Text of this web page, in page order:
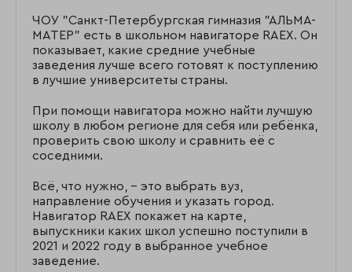
ЧОУ "Санкт-Петербургская гимназия "АЛЬМА-
МАТЕР" есть в школьном навигаторе RAEX. Он
показывает, какие средние учебные
заведения лучше всего готовят к поступлению
в лучшие университеты страны.
При помощи навигатора можно найти лучшую
школу в любом регионе для себя или ребёнка,
проверить свою школу и сравнить её с
соседними.
Всё, что нужно, – это выбрать вуз,
направление обучения и указать город.
Навигатор RAEX покажет на карте,
выпускники каких школ успешно поступили в
2021 и 2022 году в выбранное учебное
заведение.